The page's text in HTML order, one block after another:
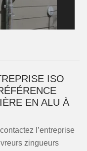
ISO
EN ALU À
l’entreprise
zingueurs